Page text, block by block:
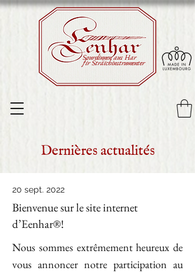
fir Sträichinstrumenter
Sourdinnen aus Har
Dernières actualités
20 sept. 2022
Bienvenue sur le site internet
d’Eenhar®!
Nous sommes extrêmement heureux de
vous annoncer notre participation au